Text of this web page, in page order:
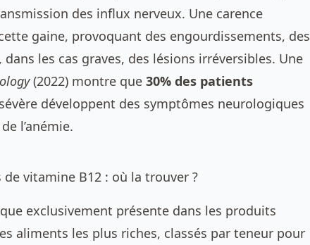
des influx nerveux. Une carence
gaine, provoquant des engourdissements, des
les cas graves, des lésions irréversibles. Une
(2022) montre que 30% des patients
développent des symptômes neurologiques
l’anémie.
vitamine B12 : où la trouver ?
exclusivement présente dans les produits
aliments les plus riches, classés par teneur pour